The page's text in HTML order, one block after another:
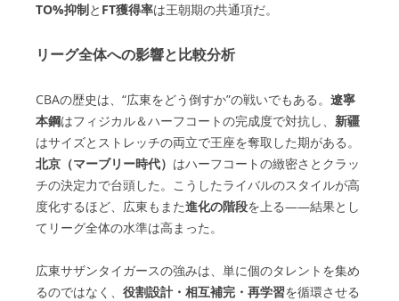
TO%抑制と FT獲得率は王朝期の共通項だ。
リーグ全体への影響と比較分析
CBAの歴史は、“広東をどう倒すか”の戦いでもある。 遼寧
本鋼はフィジカル＆ハーフコートの完成度で対抗し、 新疆
はサイズとストレッチの両立で王座を奪取した期がある。
北京（マーブリー時代） はハーフコートの緻密さとクラッ
チの決定力で台頭した。こうしたライバルのスタイルが高
度化するほど、広東もまた進化の階段を上る——結果とし
てリーグ全体の水準は高まった。
広東サザンタイガースの強みは、単に個のタレントを集め
るのではなく、 役割設計・相互補完・再学習を循環させる